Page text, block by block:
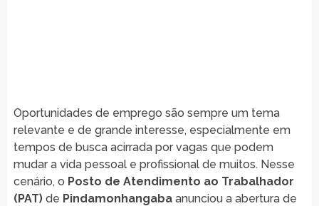
Oportunidades de emprego são sempre um tema
relevante e de grande interesse, especialmente em
tempos de busca acirrada por vagas que podem
mudar a vida pessoal e profissional de muitos. Nesse
cenário, o Posto de Atendimento ao Trabalhador
(PAT)de Pindamonhangabaanunciou a abertura de